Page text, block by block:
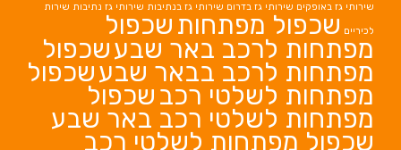
שירותי גז באופקים שירותי גז בדרום שירותי גז בנתיבות שירותי גז נתיבות שירות
לכיריים שכפול מפתחות שכפול
מפתחות לרכב באר שבעשכפול
מפתחות לרכב בבאר שבעשכפול
מפתחות לשלטי רכב שכפול
מפתחות לשלטי רכב באר שבע
שכפול מפתחות לשלטי רכב